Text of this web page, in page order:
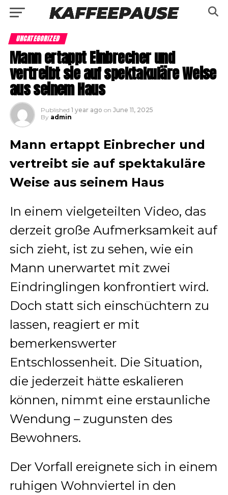
UNCATEGORIZED
Mann ertappt Einbrecher und
vertreibt sie auf spektakuläre Weise
aus seinem Haus
Published 1 year ago on June 11, 2025
By admin
Mann ertappt Einbrecher und
vertreibt sie auf spektakuläre
Weise aus seinem Haus
In einem vielgeteilten Video, das
derzeit große Aufmerksamkeit auf
sich zieht, ist zu sehen, wie ein
Mann unerwartet mit zwei
Eindringlingen konfrontiert wird.
Doch statt sich einschüchtern zu
lassen, reagiert er mit
bemerkenswerter
Entschlossenheit. Die Situation,
die jederzeit hätte eskalieren
können, nimmt eine erstaunliche
Wendung – zugunsten des
Bewohners.
Der Vorfall ereignete sich in einem
ruhigen Wohnviertel in den